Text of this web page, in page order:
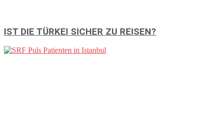
IST DIE TÜRKEI SICHER ZU REISEN?